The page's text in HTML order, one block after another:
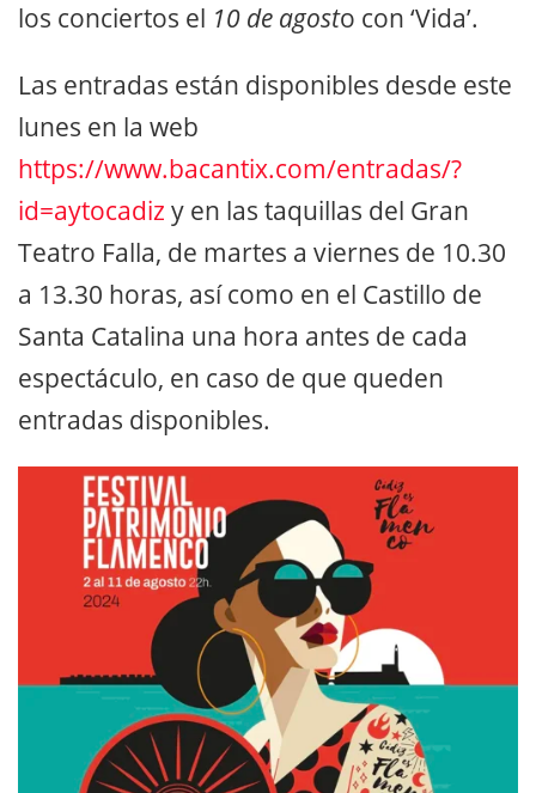
los conciertos el 10 de agosto con ‘Vida’.
Las entradas están disponibles desde este
lunes en la web
https://www.bacantix.com/entradas/?
id=aytocadiz y en las taquillas del Gran
Teatro Falla, de martes a viernes de 10.30
a 13.30 horas, así como en el Castillo de
Santa Catalina una hora antes de cada
espectáculo, en caso de que queden
entradas disponibles.